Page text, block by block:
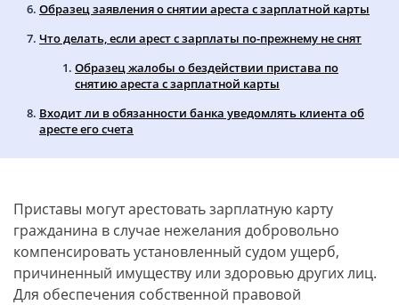
Образец заявления о снятии ареста с зарплатной карты
Что делать, если арест с зарплаты по-прежнему не снят
Образец жалобы о бездействии пристава по
снятию ареста с зарплатной карты
Входит ли в обязанности банка уведомлять клиента об
аресте его счета
Приставы могут арестовать зарплатную карту
гражданина в случае нежелания добровольно
компенсировать установленный судом ущерб,
причиненный имуществу или здоровью других лиц.
Для обеспечения собственной правовой